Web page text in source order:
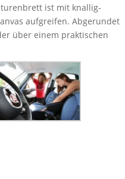
ist mit knallig-
aufgreifen. Abgerundet
über einem praktischen